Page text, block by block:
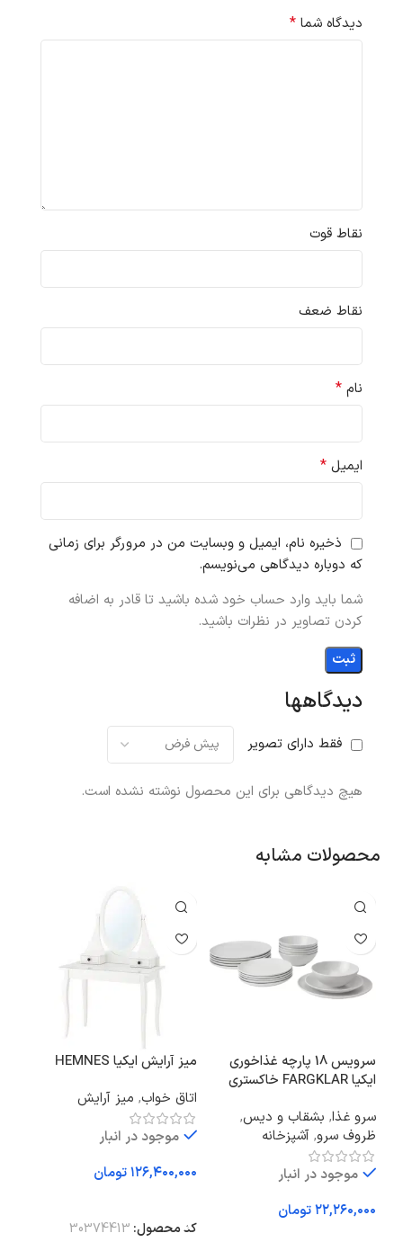
دیدگاهها
فقط دارای تصویر
هیچ دیدگاهی برای این محصول نوشته نشده است.
دیدگاه شما *
نقاط قوت
نقاط ضعف
نام *
ایمیل *
ذخیره نام، ایمیل و وبسایت من در مرورگر برای زمانی
که دوباره دیدگاهی می‌نویسم.
شما باید وارد حساب خود شده باشید تا قادر به اضافه
کردن تصاویر در نظرات باشید.
محصولات مشابه
سرویس 18 پارچه غذاخوری
ایکیا FARGKLAR خاکستری
سرو غذا, بشقاب و دیس,
ظروف سرو, آشپزخانه
موجود در انبار
تومان
میز آرایش ایکیا HEMNES
اتاق خواب, میز آرایش
موجود در انبار
تومان
کد محصول: 30374413